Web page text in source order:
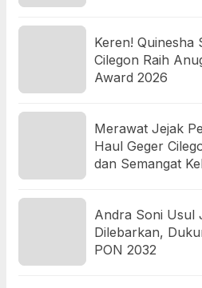
Keren! Quinesha
Cilegon Raih
Award 2026
Merawat Jejak
Haul Geger
dan Semangat
Andra Soni Usul
Dilebarkan,
PON 2032